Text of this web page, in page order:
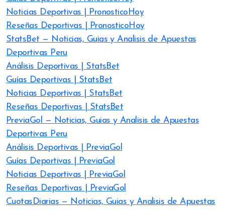
Noticias Deportivas | PronosticoHoy
Reseñas Deportivas | PronosticoHoy
StatsBet — Noticias, Guias y Analisis de Apuestas
Deportivas Peru
Análisis Deportivas | StatsBet
Guías Deportivas | StatsBet
Noticias Deportivas | StatsBet
Reseñas Deportivas | StatsBet
PreviaGol — Noticias, Guias y Analisis de Apuestas
Deportivas Peru
Análisis Deportivas | PreviaGol
Guías Deportivas | PreviaGol
Noticias Deportivas | PreviaGol
Reseñas Deportivas | PreviaGol
CuotasDiarias — Noticias, Guias y Analisis de Apuestas